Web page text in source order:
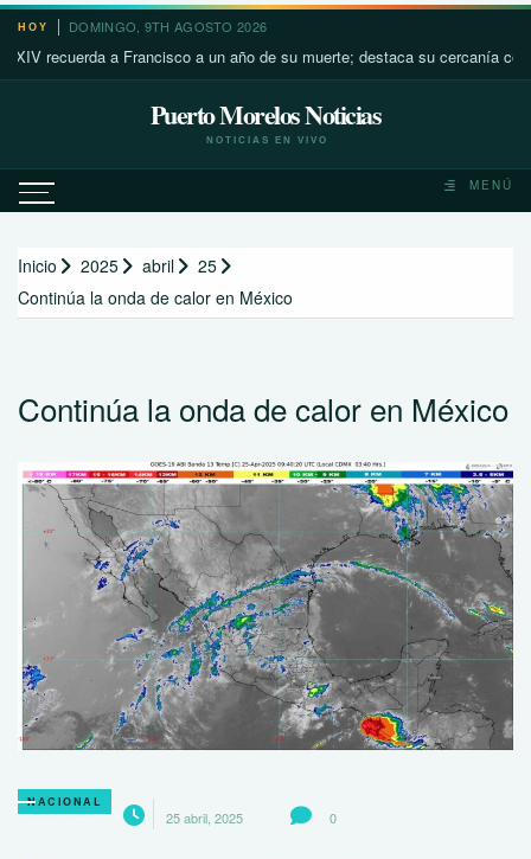
Saltar
contenido
HOY DOMINGO, 9TH AGOSTO 2026
a Francisco a un año de su muerte; destaca su cercanía con los
Puerto Morelos Noticias
NOTICIAS EN VIVO
MENÚ
Inicio 2025 abril
25
Continúa la onda de calor en México
Continúa la onda de calor en México
NACIONAL
25 abril, 2025 0